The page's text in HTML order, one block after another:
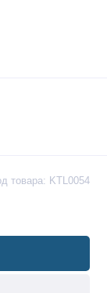
товара: KTL0054